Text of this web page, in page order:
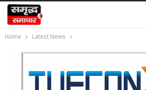
Home Latest News